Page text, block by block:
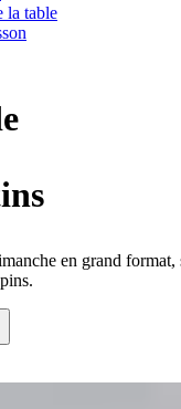
la table
en grand format,